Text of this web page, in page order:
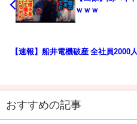
ｗｗｗ
【速報】船井電機破産 全社員2000
おすすめの記事